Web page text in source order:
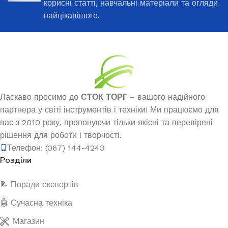
корисні статті, навчальні матеріали та огляди
найцікавішого.
Ласкаво просимо до СТОК ТОРГ – вашого надійного
партнера у світі інструментів і техніки! Ми працюємо для
вас з 2010 року, пропонуючи тільки якісні та перевірені
рішення для роботи і творчості.
Телефон: (067) 144-4243
Розділи
📝 Поради експертів
🤖 Сучасна техніка
Магазин